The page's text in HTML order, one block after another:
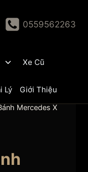
0559562263
ToggleXe Cũ
Lý Giới Thiệu
Mercedes X